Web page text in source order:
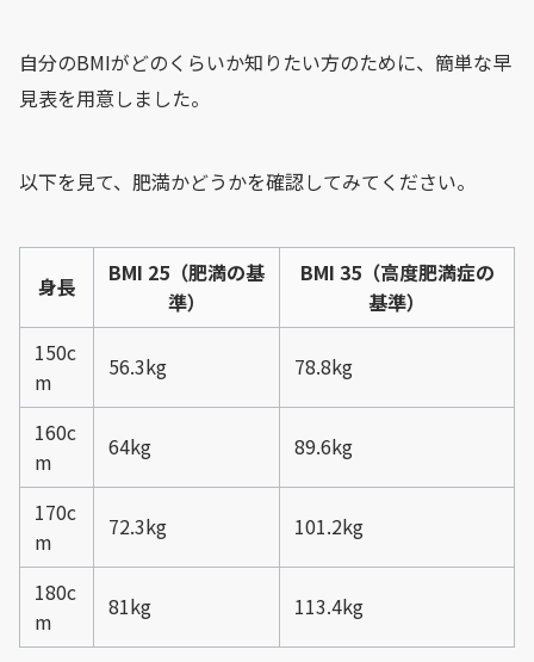
自分のBMIがどのくらいか知りたい方のために、簡単な早
見表を用意しました。
以下を見て、肥満かどうかを確認してみてください。
身長
BMI 25（肥満の基
準）
BMI 35（高度肥満症の
基準）
150c
m
56.3kg 78.8kg
160c
m
64kg 89.6kg
170c
m
72.3kg 101.2kg
180c
m
81kg 113.4kg